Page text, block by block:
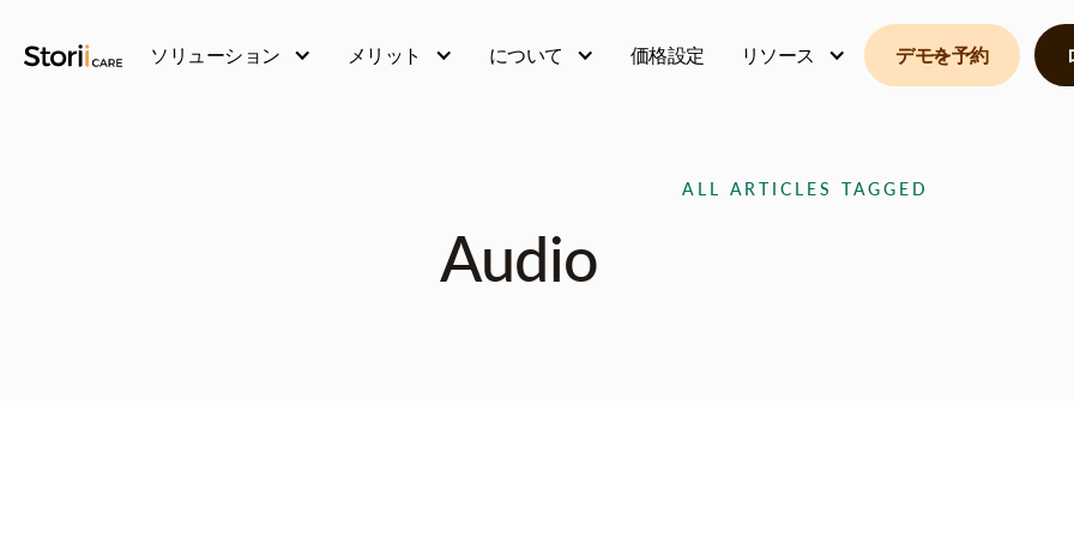
ソリューション メリット について 価格設定 リソース デモを予約
ALL ARTICLES TAGGED
Audio